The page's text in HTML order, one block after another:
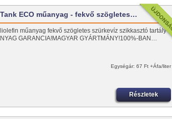
ECO műanyag - fekvő szögletes…
műanyag fekvő szögletes szürkevíz szikkasztó tartály
GARANCIA!MAGYAR GYÁRTMÁNY!100%-BAN…
Egységár: 67 Ft +Áfa/liter
Részletek